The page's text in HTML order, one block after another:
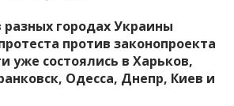
разных городах Украины
против законопроекта
уже состоялись в Харьков,
Одесса, Днепр, Киев и